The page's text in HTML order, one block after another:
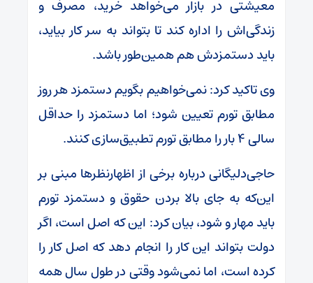
معیشتی در بازار می‌خواهد خرید، مصرف و
زندگی‌اش را اداره کند تا بتواند به سر کار بیاید،
باید دستمزدش هم همین‌طور باشد.
وی تاکید کرد: نمی‌خواهیم بگویم دستمزد هر روز
مطابق تورم تعیین شود؛ اما دستمزد را حداقل
سالی ۴ بار را مطابق تورم تطبیق‌سازی کنند.
حاجی‌دلیگانی درباره برخی از اظهارنظر‌ها مبنی بر
این‌که به جای بالا بردن حقوق و دستمزد تورم
باید مهار و شود، بیان کرد: این که اصل است، اگر
دولت بتواند این کار را انجام دهد که اصل کار را
کرده است، اما نمی‌شود وقتی در طول سال همه